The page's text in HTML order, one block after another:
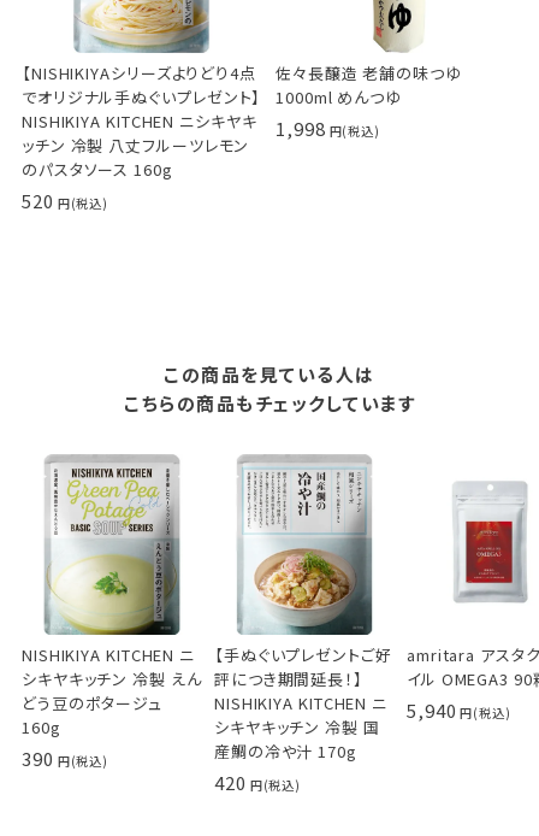
【NISHIKIYAシリーズよりどり4点
でオリジナル手ぬぐいプレゼント】
NISHIKIYA KITCHEN ニシキヤキ
ッチン 冷製 八丈フルーツレモン
のパスタソース 160g
520
佐々長醸造 老舗の味つゆ
1000ml めんつゆ
1,998
この商品を見ている人は
こちらの商品もチェックしています
NISHIKIYA KITCHEN ニ
シキヤキッチン 冷製 えん
どう豆のポタージュ
160g
390
【手ぬぐいプレゼントご好
評につき期間延長！】
NISHIKIYA KITCHEN ニ
シキヤキッチン 冷製 国
産鯛の冷や汁 170g
420
amritara アスタ
イル OMEGA3 90
5,940